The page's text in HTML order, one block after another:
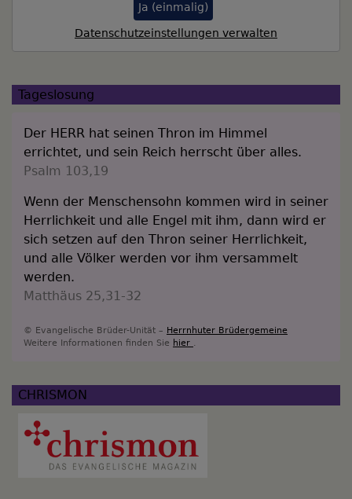
Ja (einmalig)
Datenschutzeinstellungen verwalten
Tageslosung
Der HERR hat seinen Thron im Himmel
errichtet, und sein Reich herrscht über alles.
Psalm 103,19
Wenn der Menschensohn kommen wird in seiner
Herrlichkeit und alle Engel mit ihm, dann wird er
sich setzen auf den Thron seiner Herrlichkeit,
und alle Völker werden vor ihm versammelt
werden.
Matthäus 25,31-32
© Evangelische Brüder-Unität – Herrnhuter Brüdergemeine
Weitere Informationen finden Sie hier .
CHRISMON